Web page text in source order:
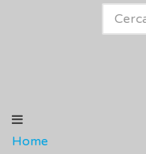
Home